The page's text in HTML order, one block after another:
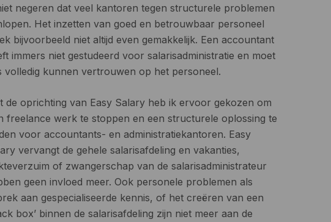
negeren dat veel kantoren tegen structurele problemen
Het inzetten van goed en betrouwbaar personeel
bijvoorbeeld niet altijd even gemakkelijk. Een accountant
immers niet gestudeerd voor salarisadministratie en moet
volledig kunnen vertrouwen op het personeel.
de oprichting van Easy Salary heb ik ervoor gekozen om
freelance werk te stoppen en een structurele oplossing te
voor accountants- en administratiekantoren. Easy
vervangt de gehele salarisafdeling en vakanties,
of zwangerschap van de salarisadministrateur
geen invloed meer. Ook personele problemen als
aan gespecialiseerde kennis, of het creëren van een
box’ binnen de salarisafdeling zijn niet meer aan de